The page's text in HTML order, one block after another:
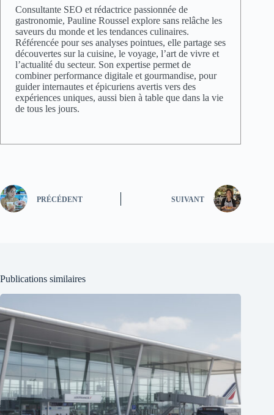
Consultante SEO et rédactrice passionnée de
gastronomie, Pauline Roussel explore sans relâche les
saveurs du monde et les tendances culinaires.
Référencée pour ses analyses pointues, elle partage ses
découvertes sur la cuisine, le voyage, l’art de vivre et
l’actualité du secteur. Son expertise permet de
combiner performance digitale et gourmandise, pour
guider internautes et épicuriens avertis vers des
expériences uniques, aussi bien à table que dans la vie
de tous les jours.
PRÉCÉDENT SUIVANT
Publications similaires